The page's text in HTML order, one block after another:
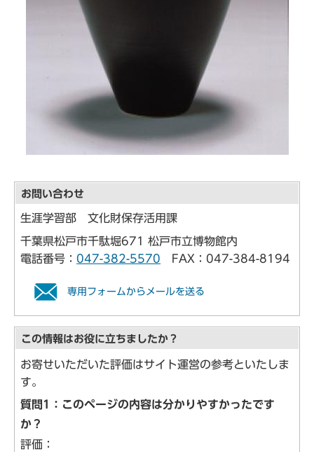
お問い合わせ
生涯学習部 文化財保存活用課
千葉県松戸市千駄堀671 松戸市立博物館内
電話番号： 047-382-5570 FAX：047-384-8194
専用フォームからメールを送る
この情報はお役に立ちましたか？
お寄せいただいた評価はサイト運営の参考といたしま
す。
質問1：このページの内容は分かりやすかったです
か？
評価：